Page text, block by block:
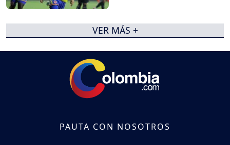
VER MÁS +
PAUTA CON NOSOTROS